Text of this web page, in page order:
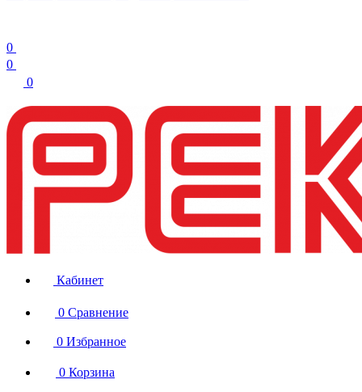
0
0
0
Кабинет
0 Сравнение
0 Избранное
0 Корзина